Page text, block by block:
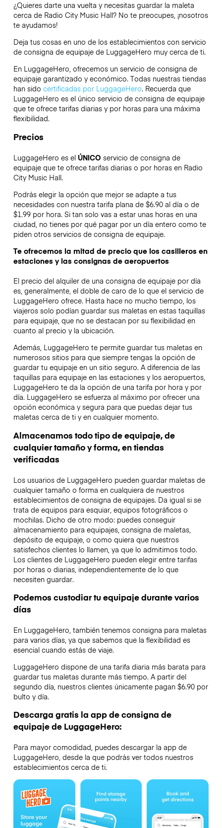
¿Quieres darte una vuelta y necesitas guardar la maleta
cerca de Radio City Music Hall? No te preocupes, ¡nosotros
te ayudamos!
Deja tus cosas en uno de los establecimientos con servicio
de consigna de equipaje de LuggageHero muy cerca de ti.
En LuggageHero, ofrecemos un servicio de consigna de
equipaje garantizado y económico. Todas nuestras tiendas
han sido certificadas por LuggageHero. Recuerda que
LuggageHero es el único servicio de consigna de equipaje
que te ofrece tarifas diarias y por horas para una máxima
flexibilidad.
Precios
LuggageHero es el ÚNICO servicio de consigna de
equipaje que te ofrece tarifas diarias o por horas en Radio
City Music Hall.
Podrás elegir la opción que mejor se adapte a tus
necesidades con nuestra tarifa plana de $6.90 al día o de
$1.99 por hora. Si tan solo vas a estar unas horas en una
ciudad, no tienes por qué pagar por un día entero como te
piden otros servicios de consigna de equipaje.
Te ofrecemos la mitad de precio que los casilleros en
estaciones y las consignas de aeropuertos
El precio del alquiler de una consigna de equipaje por día
es, generalmente, el doble de caro de lo que el servicio de
LuggageHero ofrece. Hasta hace no mucho tiempo, los
viajeros solo podían guardar sus maletas en estas taquillas
para equipaje, que no se destacan por su flexibilidad en
cuanto al precio y la ubicación.
Además, LuggageHero te permite guardar tus maletas en
numerosos sitios para que siempre tengas la opción de
guardar tu equipaje en un sitio seguro. A diferencia de las
taquillas para equipaje en las estaciones y los aeropuertos,
LuggageHero te da la opción de una tarifa por hora y por
día. LuggageHero se esfuerza al máximo por ofrecer una
opción económica y segura para que puedas dejar tus
maletas cerca de ti y en cualquier momento.
Almacenamos todo tipo de equipaje, de
cualquier tamaño y forma, en tiendas
verificadas
Los usuarios de LuggageHero pueden guardar maletas de
cualquier tamaño o forma en cualquiera de nuestros
establecimientos de consigna de equipajes. Da igual si se
trata de equipos para esquiar, equipos fotográficos o
mochilas. Dicho de otro modo: puedes conseguir
almacenamiento para equipajes, consigna de maletas,
depósito de equipaje, o como quiera que nuestros
satisfechos clientes lo llamen, ya que lo admitimos todo.
Los clientes de LuggageHero pueden elegir entre tarifas
por horas o diarias, independientemente de lo que
necesiten guardar.
Podemos custodiar tu equipaje durante varios
días
En LuggageHero, también tenemos consigna para maletas
para varios días, ya que sabemos que la flexibilidad es
esencial cuando estás de viaje.
LuggageHero dispone de una tarifa diaria más barata para
guardar tus maletas durante más tiempo. A partir del
segundo día, nuestros clientes únicamente pagan $6.90 por
bulto y día.
Descarga gratis la app de consigna de
equipaje de LuggageHero:
Para mayor comodidad, puedes descargar la app de
LuggageHero, desde la que podrás ver todos nuestros
establecimientos cerca de ti.